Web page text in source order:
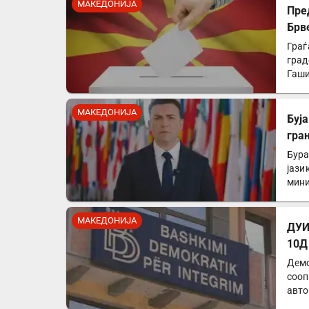
МАКЕДОНИЈА
МАКЕДОНИЈА
МАКЕДОНИЈА
ДУИ